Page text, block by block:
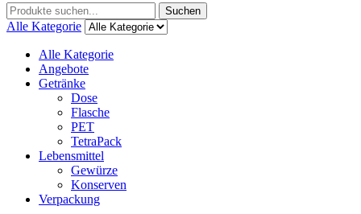
Menu
Suchen
nach:
Suchen
Alle Kategorie
Alle Kategorie
Angebote
Getränke
Dose
Flasche
PET
TetraPack
Lebensmittel
Gewürze
Konserven
Verpackung